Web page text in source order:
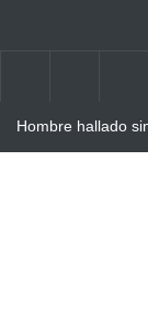
Hombre hallado
habría
Condenan dos
desarticulada en